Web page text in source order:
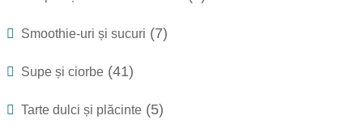
Smoothie-uri și sucuri (7)
Supe și ciorbe (41)
Tarte dulci și plăcinte (5)